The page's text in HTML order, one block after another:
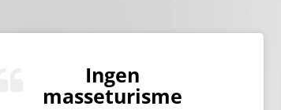
Ingen
masseturisme